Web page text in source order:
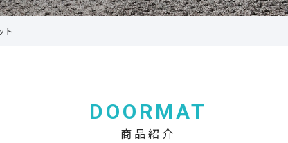
ト
DOORMAT
商品紹介